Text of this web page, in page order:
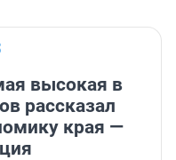
высокая в
рассказал
края —